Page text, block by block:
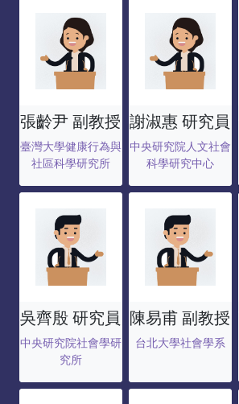
張齡尹 副教授
臺灣大學健康行為與
社區科學研究所
謝淑惠 研究員
中央研究院人文社會
科學研究中心
吳齊殷 研究員
中央研究院社會學研
究所
陳易甫 副教授
台北大學社會學系